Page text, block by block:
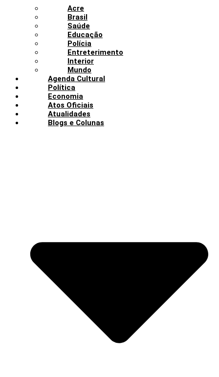
Acre
Brasil
Saúde
Educação
Polícia
Entreterimento
Interior
Mundo
Agenda Cultural
Política
Economia
Atos Oficiais
Atualidades
Blogs e Colunas